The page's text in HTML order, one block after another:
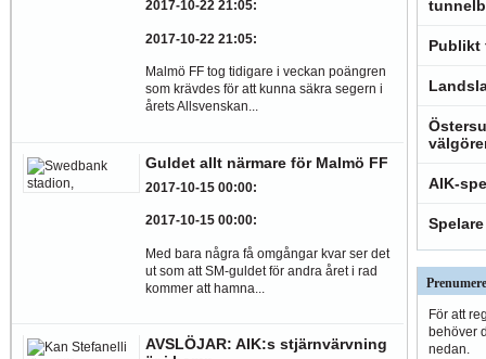
2017-10-22 21:05:
2017-10-22 21:05:
Malmö FF tog tidigare i veckan poängren
som krävdes för att kunna säkra segern i
årets Allsvenskan...
Guldet allt närmare för Malmö FF
2017-10-15 00:00:
2017-10-15 00:00:
Med bara några få omgångar kvar ser det
ut som att SM-guldet för andra året i rad
kommer att hamna...
AVSLÖJAR: AIK:s stjärnvärvning
Publikt
AIK-
För att
behöver
nedan.